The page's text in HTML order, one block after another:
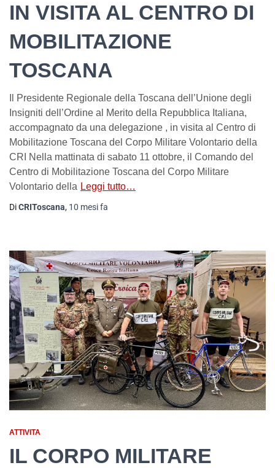
IN VISITA AL CENTRO DI
MOBILITAZIONE
TOSCANA
Il Presidente Regionale della Toscana dell’Unione degli
Insigniti dell’Ordine al Merito della Repubblica Italiana,
accompagnato da una delegazione , in visita al Centro di
Mobilitazione Toscana del Corpo Militare Volontario della
CRI Nella mattinata di sabato 11 ottobre, il Comando del
Centro di Mobilitazione Toscana del Corpo Militare
Volontario della Leggi tutto…
DiCRIToscana, 10 mesifa
ATTIVITA
IL CORPO MILITARE